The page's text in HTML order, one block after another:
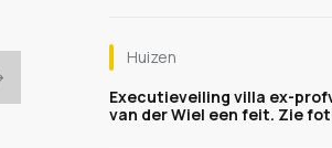
Huizen
Executieveiling villa ex-
van der Wiel een feit. Zie